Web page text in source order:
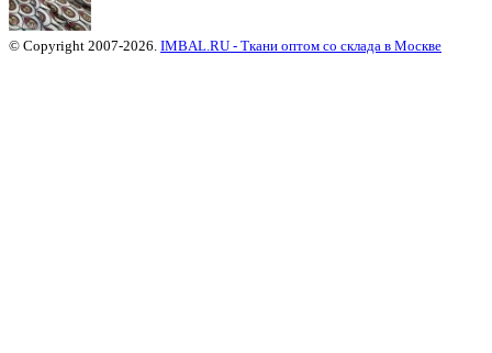
© Copyright 2007-2026. IMBAL.RU - Ткани оптом со склада в Москве